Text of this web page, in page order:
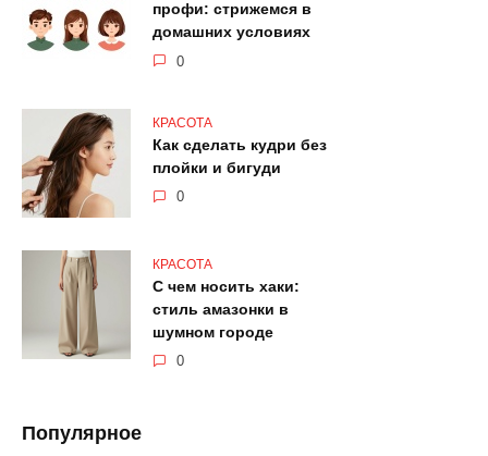
профи: стрижемся в
домашних условиях
0
КРАСОТА
Как сделать кудри без
плойки и бигуди
0
КРАСОТА
С чем носить хаки:
стиль амазонки в
шумном городе
0
Популярное